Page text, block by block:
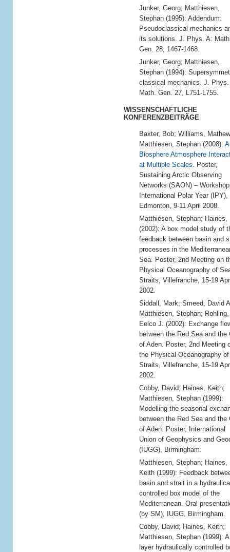
Junker, Georg; Matthiesen,
Stephan (1995): Addendum:
Pseudoclassical mechanics
its solutions. J. Phys. A:
Gen. 28, 1467-1468.
Junker, Georg; Matthiesen,
Stephan (1994):
classical mechanics. J. Phys.
Math. Gen. 27, L751-L755.
WISSENSCHAFTLICHE
KONFERENZBEITRÄGE
Baxter, Bob; Williams,
Matthiesen, Stephan (2008):
Biosphere Atmosphere
at Multiple Scales. Poster,
Sustaining Arctic Observing
Networks (SAON) –
International Polar Year (IPY),
Edmonton, 9-11 April 2008.
Matthiesen, Stephan; Haines,
(2002): A box model study of
feedback between basin and
processes in the
Sea. Poster, 2nd Meeting on
Physical Oceanography of
Straits, Villefranche, 15-19
2002.
Siddall, Mark; Smeed, David
Matthiesen, Stephan; Rohling,
Eelco J. (2002): Exchange
between the Red Sea and the
of Aden. Poster, 2nd Meeting
the Physical Oceanography
Straits, Villefranche, 15-19
2002.
Cobby, David; Haines, Keith;
Matthiesen, Stephan (1999):
Modelling the seasonal
between the Red Sea and the
of Aden. Poster, International
Union of Geophysics and
(IUGG), Birmingham.
Matthiesen, Stephan; Haines,
Keith (1999): Feedback
basin and strait in a
controlled box model of the
Mediterranean. Oral
(by SM), IUGG, Birmingham.
Cobby, David; Haines, Keith;
Matthiesen, Stephan (1999):
layer hydraulically controlled